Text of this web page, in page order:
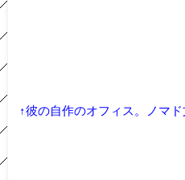
↑彼の自作のオフィス。ノマ